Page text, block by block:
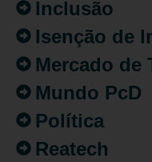
Inclusão
Isenção de
Mercado de
Mundo PcD
Política
Reatech